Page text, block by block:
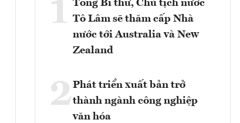
1 Tổng Bí thư, Chủ tịch nước
Tô Lâm sẽ thăm cấp Nhà
nước tới Australia và New
Zealand
2Phát triển xuất bản trở
thành ngành công nghiệp
văn hóa